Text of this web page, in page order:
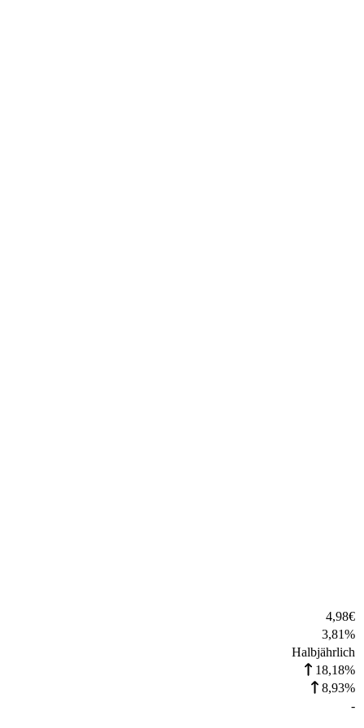
4,98€
3,81%
Halbjährlich
18,18%
8,93%
-